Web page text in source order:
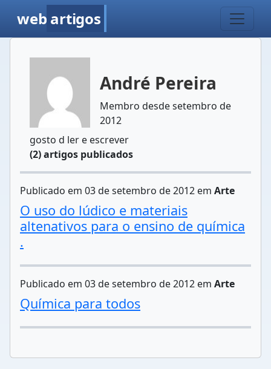
web artigos
André Pereira
Membro desde setembro de
2012
gosto d ler e escrever
(2) artigos publicados
Publicado em 03 de setembro de 2012 em Arte
O uso do lúdico e materiais
altenativos para o ensino de química
.
Publicado em 03 de setembro de 2012 em Arte
Química para todos